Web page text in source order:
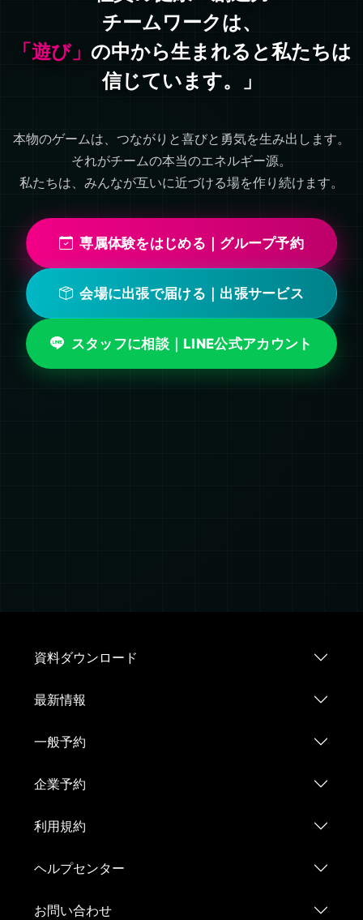
チームワークは、
「遊び」 の中から生まれると私たちは
信じています。」
本物のゲームは、つながりと喜びと勇気を生み出します。
それがチームの本当のエネルギー源。
私たちは、みんなが互いに近づける場を作り続けます。
専属体験をはじめる｜グループ予約
会場に出張で届ける｜出張サービス
スタッフに相談｜LINE公式アカウント
資料ダウンロード
最新情報
一般予約
企業予約
利用規約
ヘルプセンター
お問い合わせ